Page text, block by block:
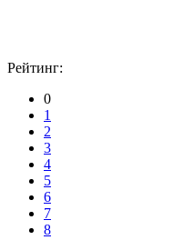
Рейтинг:
0
1
2
3
4
5
6
7
8